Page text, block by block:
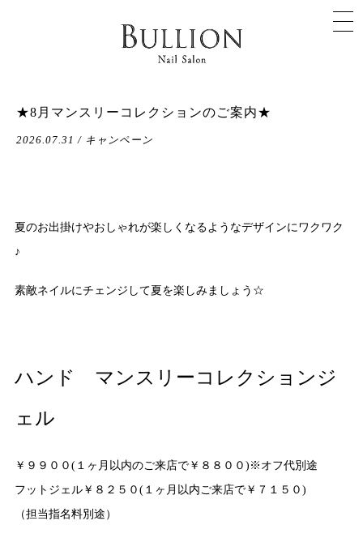
★8月マンスリーコレクションのご案内★
2026.07.31 / キャンペーン
夏のお出掛けやおしゃれが楽しくなるようなデザインにワクワク
♪
素敵ネイルにチェンジして夏を楽しみましょう☆
ハンド マンスリーコレクションジ
ェル
￥９９００(１ヶ月以内のご来店で￥８８００)※オフ代別途
フットジェル￥８２５０(１ヶ月以内ご来店で￥７１５０)
（担当指名料別途）